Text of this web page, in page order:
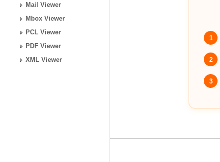
Mail Viewer
Mbox Viewer
PCL Viewer
PDF Viewer
XML Viewer
1
2
3